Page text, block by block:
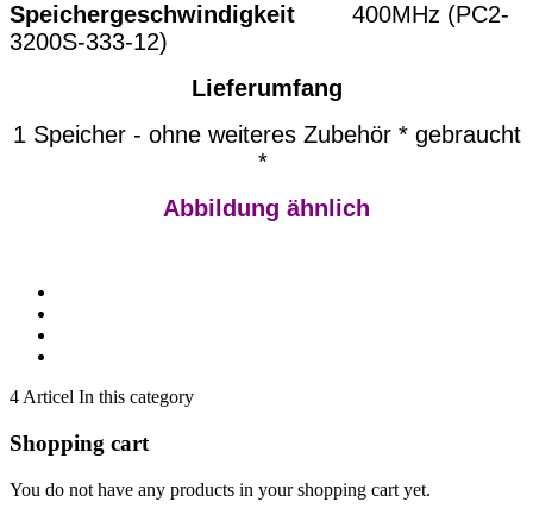
Speichergeschwindigkeit
400MHz (PC2-
3200S-333-12)
Lieferumfang
1 Speicher - ohne weiteres Zubehör * gebraucht
*
Abbildung ähnlich
4 Articel In this category
Shopping cart
You do not have any products in your shopping cart yet.